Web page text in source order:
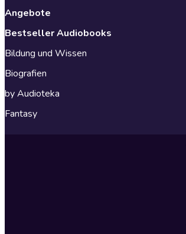
Angebote
Bestseller Audiobooks
Bildung und Wissen
Biografien
by Audioteka
Fantasy